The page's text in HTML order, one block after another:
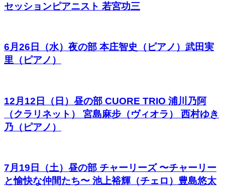
セッションピアニスト 若宮功三
6月26日（水）夜の部 本庄智史（ピアノ）武田実
里（ピアノ）
12月12日（日）昼の部 CUORE TRIO 浦川乃阿
（クラリネット） 宮島麻步（ヴィオラ） 西村ゆき
乃（ピアノ）
7月19日（土）昼の部 チャーリーズ 〜チャーリー
と愉快な仲間たち〜 池上裕輝（チェロ）豊島悠太